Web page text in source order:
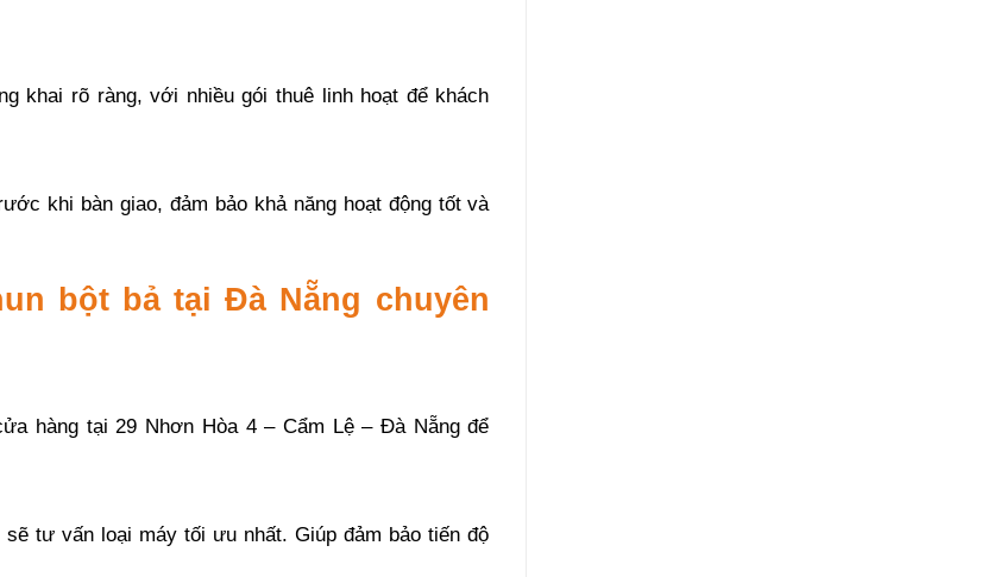
khai rõ ràng, với nhiều gói thuê linh hoạt để khách
khi bàn giao, đảm bảo khả năng hoạt động tốt và
bột bả tại Đà Nẵng chuyên
hàng tại 29 Nhơn Hòa 4 – Cẩm Lệ – Đà Nẵng để
tư vấn loại máy tối ưu nhất. Giúp đảm bảo tiến độ